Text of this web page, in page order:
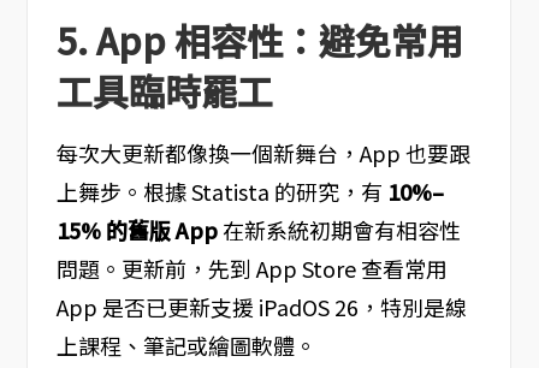
5. App 相容性：避免常用
工具臨時罷工
每次大更新都像換一個新舞台，App 也要跟
上舞步。根據 Statista 的研究，有 10%–
15% 的舊版 App在新系統初期會有相容性
問題。更新前，先到 App Store 查看常用
App 是否已更新支援 iPadOS 26，特別是線
上課程、筆記或繪圖軟體。